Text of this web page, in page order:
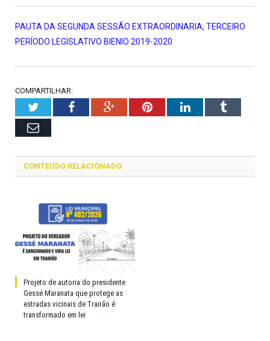
PAUTA DA SEGUNDA SESSÃO EXTRAORDINARIA, TERCEIRO
PERÍODO LEGISLATIVO BIENIO 2019-2020
COMPARTILHAR:
TwitterFacebookGoogle+PinterestLinkedInTumblr
Email
CONTEÚDO RELACIONADO
Projeto de autoria do presidente
Gessé Maranata que protege as
estradas vicinais de Trairão é
transformado em lei